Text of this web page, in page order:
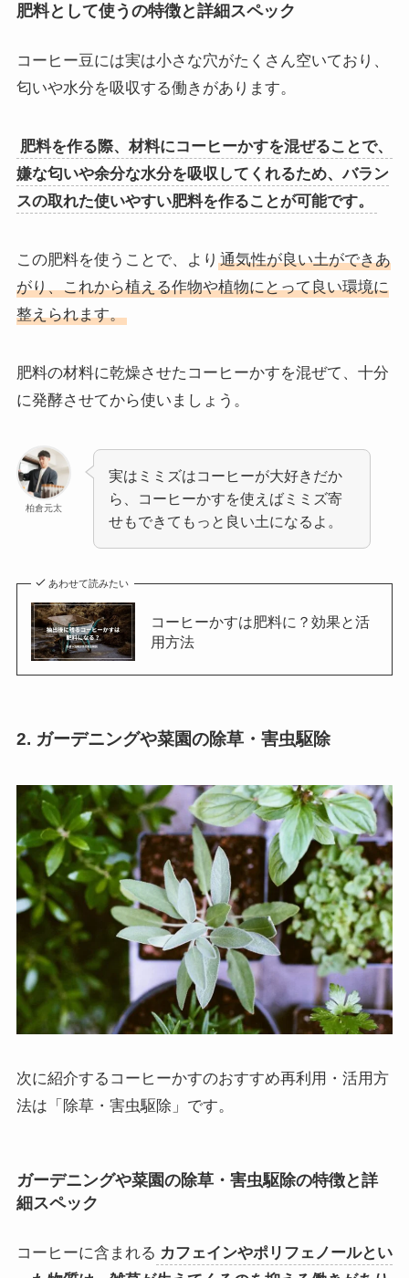
肥料として使うの特徴と詳細スペック
コーヒー豆には実は小さな穴がたくさん空いており、
匂いや水分を吸収する働きがあります。
肥料を作る際、材料にコーヒーかすを混ぜることで、
嫌な匂いや余分な水分を吸収してくれるため、バラン
スの取れた使いやすい肥料を作ることが可能です。
この肥料を使うことで、より 通気性が良い土ができあ
がり、これから植える作物や植物にとって良い環境に
整えられます。
肥料の材料に乾燥させたコーヒーかすを混ぜて、十分
に発酵させてから使いましょう。
柏倉元太
実はミミズはコーヒーが大好きだか
ら、コーヒーかすを使えばミミズ寄
せもできてもっと良い土になるよ。
あわせて読みたい
コーヒーかすは肥料に？効果と活
用方法
2. ガーデニングや菜園の除草・害虫駆除
次に紹介するコーヒーかすのおすすめ再利用・活用方
法は「除草・害虫駆除」です。
ガーデニングや菜園の除草・害虫駆除の特徴と詳
細スペック
コーヒーに含まれる カフェインやポリフェノールとい